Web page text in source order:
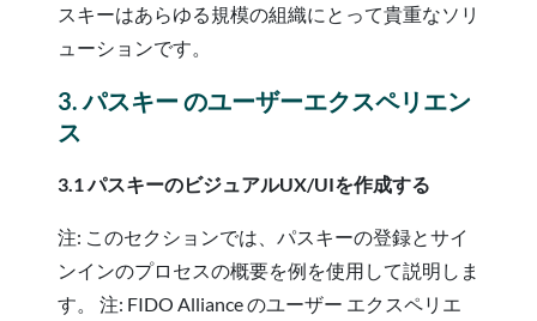
スキーはあらゆる規模の組織にとって貴重なソリ
ューションです。
3. パスキー のユーザーエクスペリエン
ス
3.1 パスキーのビジュアルUX/UIを作成する
注: このセクションでは、パスキーの登録とサイ
ンインのプロセスの概要を例を使用して説明しま
す。 注: FIDO Alliance のユーザー エクスペリエ